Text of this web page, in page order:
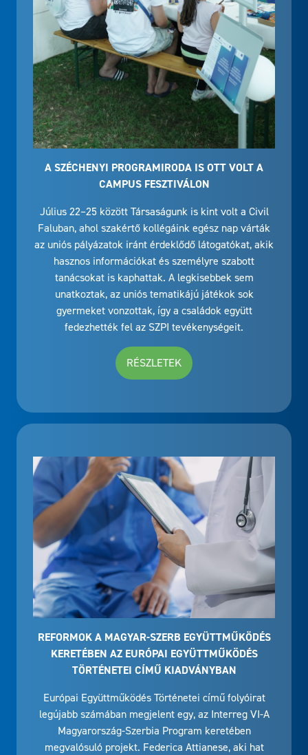
A SZÉCHENYI PROGRAMIRODA IS OTT VOLT A
CAMPUS FESZTIVÁLON
Július 22–25 között Társaságunk is kint volt a Civil
Faluban, ahol szakértő kollégáink egész nap várták
az uniós pályázatok iránt érdeklődő látogatókat, akik
hasznos információkat és személyre szabott
tanácsokat is kaphattak. A legkisebbek sem
unatkoztak, az uniós tematikájú játékok sok
gyermeket vonzottak, így a családok együtt
fedezhették fel az SZPI tevékenységeit.
RÉSZLETEK
REFORMOK A MAGYAR-SZERB EGYÜTTMŰKÖDÉS
KERETÉBEN AZ EURÓPAI EGYÜTTMŰKÖDÉS
TÖRTÉNETEI CÍMŰ KIADVÁNYBAN
Európai Együttműködés Történetei című folyóirat
legújabb számában megjelent egy, az Interreg VI-A
Magyarország-Szerbia Program keretében
megvalósuló projekt. Federica Attianese, aki hat